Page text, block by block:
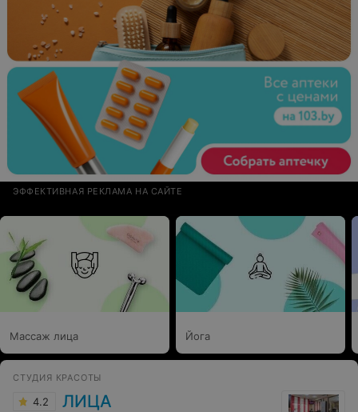
ЭФФЕКТИВНАЯ РЕКЛАМА НА САЙТЕ
Массаж лица Йога
СТУДИЯ КРАСОТЫ
4.2 ЛИЦА